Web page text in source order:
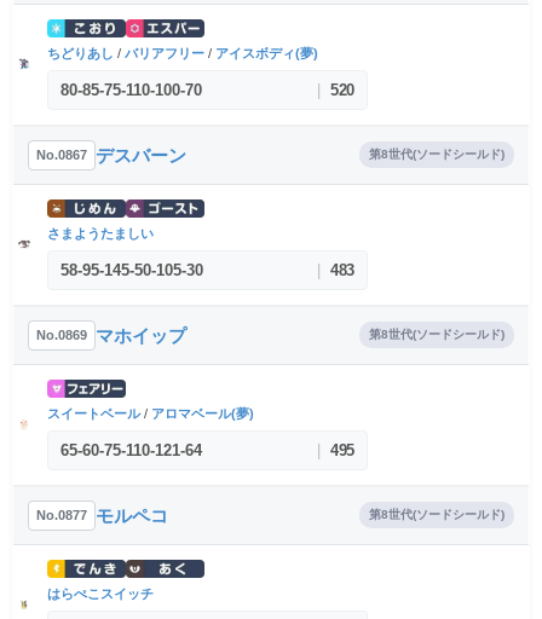
ちどりあし / バリアフリー / アイスボディ(夢)
80-85-75-110-100-70 | 520
No.0867 デスバーン 第8世代(ソードシールド)
さまようたましい
58-95-145-50-105-30 | 483
No.0869 マホイップ 第8世代(ソードシールド)
スイートベール/ アロマベール(夢)
65-60-75-110-121-64 | 495
No.0877 モルペコ 第8世代(ソードシールド)
はらぺこスイッチ